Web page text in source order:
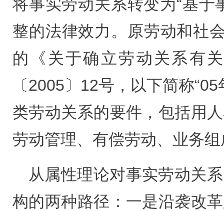
将事实劳动关系转变为“基于
整的法律效力。原劳动和社
的《关于确立劳动关系有
〔2005〕12号，以下简称
类劳动关系的要件，包括用
劳动管理、有偿劳动、业务
从属性理论对事实劳动关
构的两种路径：一是沿袭改